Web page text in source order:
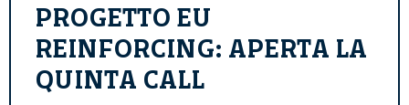
PROGETTO EU
REINFORCING: APERTA LA
QUINTA CALL